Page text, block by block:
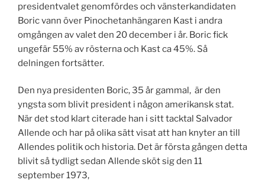
presidentvalet genomfördes och vänsterkandidaten
Boric vann över Pinochetanhängaren Kast i andra
omgången av valet den 20 december i år. Boric fick
ungefär 55% av rösterna och Kast ca 45%. Så
delningen fortsätter.
Den nya presidenten Boric, 35 år gammal, är den
yngsta som blivit president i någon amerikansk stat.
När det stod klart citerade han i sitt tacktal Salvador
Allende och har på olika sätt visat att han knyter an till
Allendes politik och historia. Det är första gången detta
blivit så tydligt sedan Allende sköt sig den 11
september 1973,